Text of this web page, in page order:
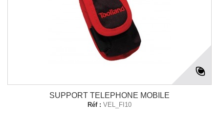
SUPPORT TELEPHONE MOBILE
Réf : VEL_FI10